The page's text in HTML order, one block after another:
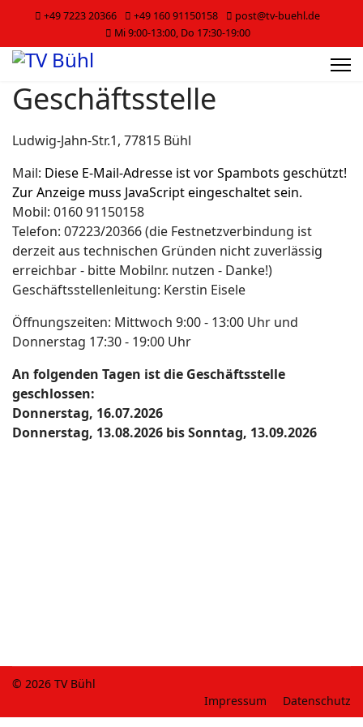
+49 7223 20366 +49 160 91150158
post@tv-buehl.de
Mi 9:00-13:00, Do 17:30-19:00
Geschäftsstelle
Ludwig-Jahn-Str.1, 77815 Bühl
Mail: Diese E-Mail-Adresse ist vor Spambots geschützt!
Zur Anzeige muss JavaScript eingeschaltet sein.
Mobil: 0160 91150158
Telefon: 07223/20366 (die Festnetzverbindung ist
derzeit aus technischen Gründen nicht zuverlässig
erreichbar - bitte Mobilnr. nutzen - Danke!)
Geschäftsstellenleitung: Kerstin Eisele
Öffnungszeiten: Mittwoch 9:00 - 13:00 Uhr und
Donnerstag 17:30 - 19:00 Uhr
An folgenden Tagen ist die Geschäftsstelle
geschlossen:
Donnerstag, 16.07.2026
Donnerstag, 13.08.2026 bis Sonntag, 13.09.2026
© 2026 TV Bühl
Impressum
Datenschutz